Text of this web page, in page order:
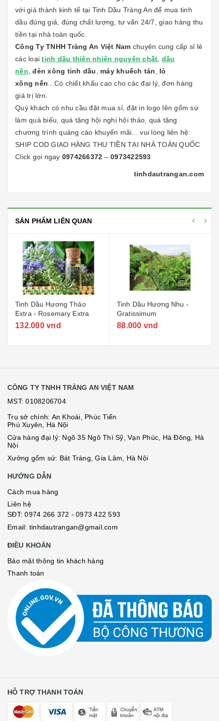
với giá thành kinh tế tại Tinh Dầu Tràng An để mua tinh
dầu đúng giá, đúng chất lượng, tư vấn 24/7, giao hàng thu
tiền tại nhà toàn quốc.
Công Ty TNHH Tràng An Việt Nam chuyên cung cấp sỉ lẻ
các loạitinh dầu thiên nhiên nguyên chất, dầu
nền,đèn xông tinh dầu, máy khuếch tán, lò
xông nến...Có chiết khấu cao cho các đại lý, đơn hàng
giá trị lớn.
Quý khách có nhu cầu đặt mua sỉ, đặt in logo lên gốm sứ
làm quà biếu, quà tặng hội nghị hội thảo, quà tặng
chương trình quảng cáo khuyến mãi... vui lòng liên hệ:
SHIP COD GIAO HÀNG THU TIỀN TẠI NHÀ TOÀN QUỐC
Click gọi ngay 0974266372 – 0973422593
tinhdautrangan.com
SẢN PHẨM LIÊN QUAN
Tinh Dầu Hương Thảo
Extra - Rosemary Extra
132.000 vnd
Tinh Dầu Hương Nhu -
Gratissimum
88.000 vnd
CÔNG TY TNHH TRÀNG AN VIỆT NAM
MST: 0108206704
Trụ sở chính: An Khoái, Phúc Tiến
Phú Xuyên, Hà Nội
Cửa hàng đại lý: Ngõ 35 Ngô Thì Sỹ, Vạn Phúc, Hà Đông, Hà
Nội
Xưởng gốm sứ: Bát Tràng, Gia Lâm, Hà Nội
HƯỚNG DẪN
Cách mua hàng
Liên hệ
SĐT:0974 266 372 - 0973 422 593
Email: tinhdautrangan@gmail.com
ĐIỀU KHOẢN
Bảo mật thông tin khách hàng
Thanh toán
HỖ TRỢ THANH TOÁN